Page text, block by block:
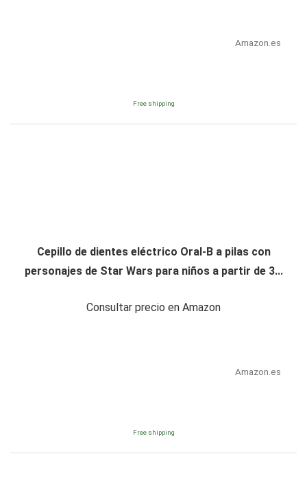
Amazon.es
Free shipping
Cepillo de dientes eléctrico Oral-B a pilas con
personajes de Star Wars para niños a partir de 3...
Consultar precio en Amazon
Amazon.es
Free shipping